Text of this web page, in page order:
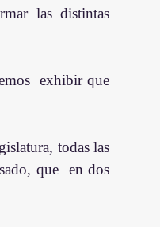
las distintas
exhibir que
todas las
que  en dos